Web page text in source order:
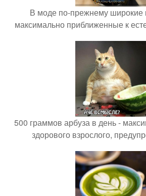
В моде по-прежнему широкие
максимально приближенные к
500 граммов арбуза в день -
здорового взрослого,